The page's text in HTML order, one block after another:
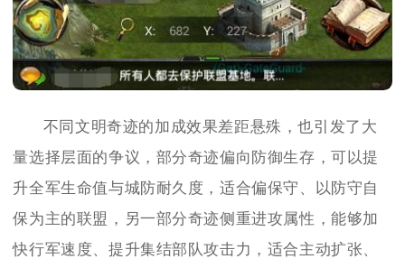
不同文明奇迹的加成效果差距悬殊，也引发了大
量选择层面的争议，部分奇迹偏向防御生存，可以提
升全军生命值与城防耐久度，适合偏保守、以防守自
保为主的联盟，另一部分奇迹侧重进攻属性，能够加
快行军速度、提升集结部队攻击力，适合主动扩张、